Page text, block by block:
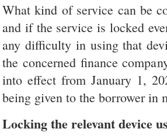
What kind of service can be
and if the service is locked
any difficulty in using that
the concerned finance
into effect from January 1,
being given to the borrower in
Locking the relevant device